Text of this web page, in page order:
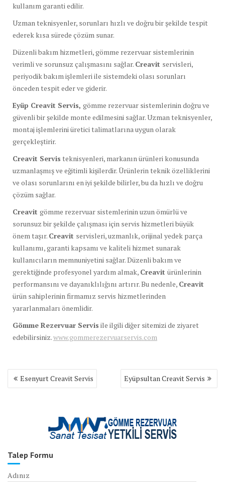
kullanım garanti edilir.
Uzman teknisyenler, sorunları hızlı ve doğru bir şekilde tespit
ederek kısa sürede çözüm sunar.
Düzenli bakım hizmetleri, gömme rezervuar sistemlerinin
verimli ve sorunsuz çalışmasını sağlar. Creavit servisleri,
periyodik bakım işlemleri ile sistemdeki olası sorunları
önceden tespit eder ve giderir.
Eyüp Creavit Servis, gömme rezervuar sistemlerinin doğru ve
güvenli bir şekilde monte edilmesini sağlar. Uzman teknisyenler,
montaj işlemlerini üretici talimatlarına uygun olarak
gerçekleştirir.
Creavit Servis teknisyenleri, markanın ürünleri konusunda
uzmanlaşmış ve eğitimli kişilerdir. Ürünlerin teknik özelliklerini
ve olası sorunlarını en iyi şekilde bilirler, bu da hızlı ve doğru
çözüm sağlar.
Creavit gömme rezervuar sistemlerinin uzun ömürlü ve
sorunsuz bir şekilde çalışması için servis hizmetleri büyük
önem taşır. Creavit servisleri, uzmanlık, orijinal yedek parça
kullanımı, garanti kapsamı ve kaliteli hizmet sunarak
kullanıcıların memnuniyetini sağlar. Düzenli bakım ve
gerektiğinde profesyonel yardım almak, Creavit ürünlerinin
performansını ve dayanıklılığını artırır. Bu nedenle, Creavit
ürün sahiplerinin firmamız servis hizmetlerinden
yararlanmaları önemlidir.
Gömme Rezervuar Servis ile ilgili diğer sitemizi de ziyaret
edebilirsiniz.www.gommerezervuarservis.com
Yazı
gezinmesi
Esenyurt Creavit Servis Eyüpsultan Creavit Servis
Talep Formu
Adınız